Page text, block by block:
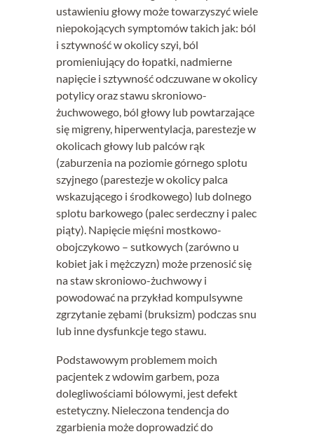
ustawieniu głowy może towarzyszyć wiele
niepokojących symptomów takich jak: ból
i sztywność w okolicy szyi, ból
promieniujący do łopatki, nadmierne
napięcie i sztywność odczuwane w okolicy
potylicy oraz stawu skroniowo-
żuchwowego, ból głowy lub powtarzające
się migreny, hiperwentylacja, parestezje w
okolicach głowy lub palców rąk
(zaburzenia na poziomie górnego splotu
szyjnego (parestezje w okolicy palca
wskazującego i środkowego) lub dolnego
splotu barkowego (palec serdeczny i palec
piąty). Napięcie mięśni mostkowo-
obojczykowo – sutkowych (zarówno u
kobiet jak i mężczyzn) może przenosić się
na staw skroniowo-żuchwowy i
powodować na przykład kompulsywne
zgrzytanie zębami (bruksizm) podczas snu
lub inne dysfunkcje tego stawu.
Podstawowym problemem moich
pacjentek z wdowim garbem, poza
dolegliwościami bólowymi, jest defekt
estetyczny. Nieleczona tendencja do
zgarbienia może doprowadzić do